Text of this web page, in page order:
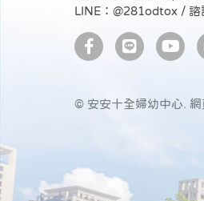
LINE：@281odtox /
© 安安十全婦幼中心. 網